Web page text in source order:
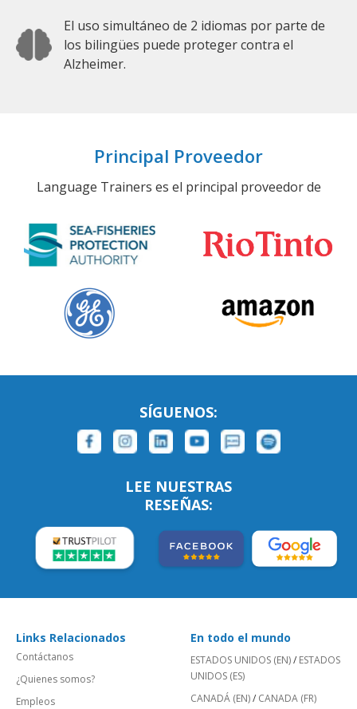
El uso simultáneo de 2 idiomas por parte de
los bilingües puede proteger contra el
Alzheimer.
Principal Proveedor
Language Trainers es el principal proveedor de
SÍGUENOS:
LEE NUESTRAS
RESEÑAS:
Links Relacionados
Contáctanos
¿Quienes somos?
Empleos
En todo el mundo
ESTADOS UNIDOS (EN)/ ESTADOS
UNIDOS (ES)
CANADÁ (EN)/ CANADA (FR)